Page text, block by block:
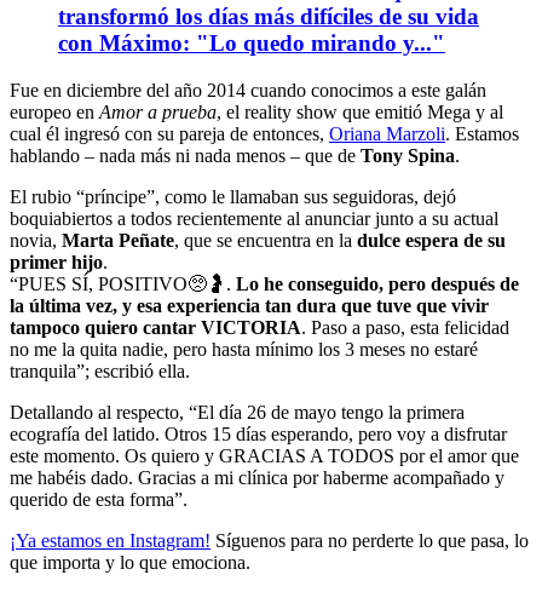
transformó los días más difíciles de su vida
con Máximo: "Lo quedo mirando y..."
Fue en diciembre del año 2014 cuando conocimos a este galán
europeo en Amor a prueba, el reality show que emitió Mega y al
cual él ingresó con su pareja de entonces, Oriana Marzoli. Estamos
hablando – nada más ni nada menos – que de Tony Spina.
El rubio “príncipe”, como le llamaban sus seguidoras, dejó
boquiabiertos a todos recientemente al anunciar junto a su actual
novia, Marta Peñate, que se encuentra en la dulce espera de su
primer hijo.
“PUES SÍ, POSITIVO🥺🤰. Lo he conseguido, pero después de
la última vez, y esa experiencia tan dura que tuve que vivir
tampoco quiero cantar VICTORIA. Paso a paso, esta felicidad
no me la quita nadie, pero hasta mínimo los 3 meses no estaré
tranquila”; escribió ella.
Detallando al respecto, “El día 26 de mayo tengo la primera
ecografía del latido. Otros 15 días esperando, pero voy a disfrutar
este momento. Os quiero y GRACIAS A TODOS por el amor que
me habéis dado. Gracias a mi clínica por haberme acompañado y
querido de esta forma”.
¡Ya estamos en Instagram! Síguenos para no perderte lo que pasa, lo
que importa y lo que emociona.